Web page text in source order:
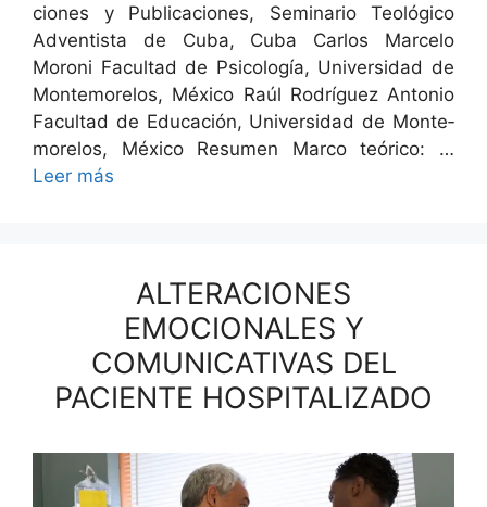
ciones y Pub­li­ca­ciones, Sem­i­nario Teológi­co
Adven­tista de Cuba, Cuba Car­los Marce­lo
Moroni Fac­ul­tad de Psi­cología, Uni­ver­si­dad de
Mon­te­more­los, Méx­i­co Raúl Rodríguez Anto­nio
Fac­ul­tad de Edu­cación, Uni­ver­si­dad de Mon­te­
more­los, Méx­i­co Resumen Mar­co teóri­co: …
Leer más
ALTERACIONES
EMOCIONALES Y
COMUNICATIVAS DEL
PACIENTE HOSPITALIZADO